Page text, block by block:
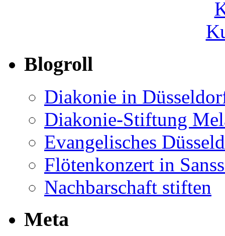
Blogroll
Diakonie in
Diakonie-Stiftung
Evangelisches
Flötenkonzert in
Nachbarschaft stiften
Meta